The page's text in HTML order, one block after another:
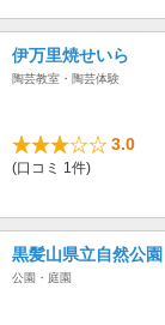
伊万里焼せいら
陶芸教室・陶芸体験
3.0
(口コミ 1件)
黒髪山県立自然公園
公園・庭園